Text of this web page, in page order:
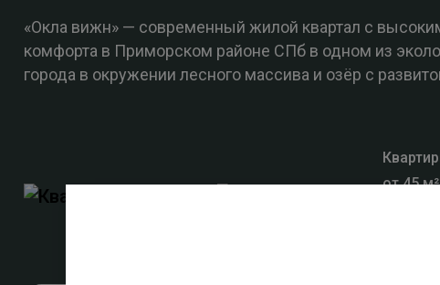
«Окла вижн» — современный жилой квартал с
комфорта в Приморском районе СПб в одном из
города в окружении лесного массива и озёр с
от 45